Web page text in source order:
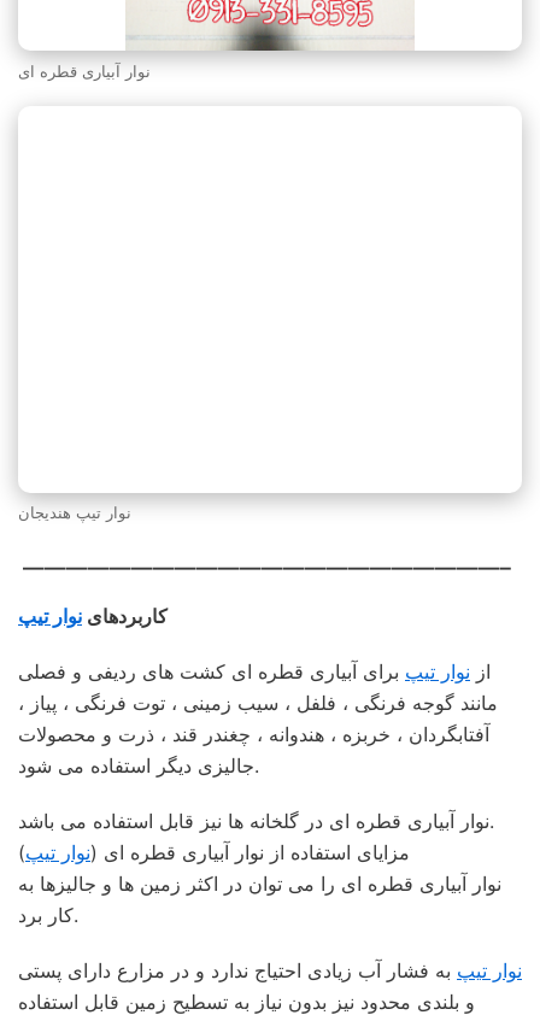
نوار آبیاری قطره ای
نوار تیپ هندیجان
——————————————————————–
کاربردهای نوار تیپ
از نوار تیپ برای آبیاری قطره ای کشت های ردیفی و فصلی
مانند گوجه فرنگی ، فلفل ، سیب زمینی ، توت فرنگی ، پیاز ،
آفتابگردان ، خربزه ، هندوانه ، چغندر قند ، ذرت و محصولات
جالیزی دیگر استفاده می شود.
نوار آبیاری قطره ای در گلخانه ها نیز قابل استفاده می باشد.
مزایای استفاده از نوار آبیاری قطره ای (نوار تیپ)
نوار آبیاری قطره ای را می توان در اکثر زمین ها و جالیزها به
کار برد.
نوار تیپ به فشار آب زیادی احتیاج ندارد و در مزارع دارای پستی
و بلندی محدود نیز بدون نیاز به تسطیح زمین قابل استفاده